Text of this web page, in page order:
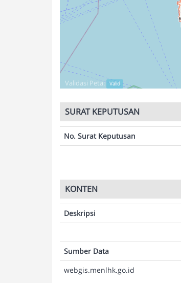
Validasi Peta: Valid
SURAT KEPUTUSAN
No. Surat Keputusan
KONTEN
Deskripsi
Sumber Data
webgis.menlhk.go.id